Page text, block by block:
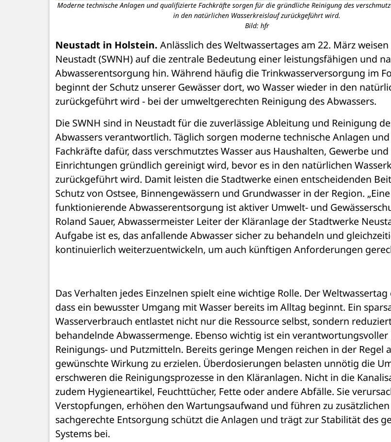
Moderne technische Anlagen und qualifizierte Fachkräfte sorgen für die gründliche Reinigung des
in den natürlichen Wasserkreislauf zurückgeführt wird.
Bild: hfr
Neustadt in Holstein. Anlässlich des Weltwassertages am 22. März
Neustadt (SWNH) auf die zentrale Bedeutung einer leistungsfähigen und
Abwasserentsorgung hin. Während häufig die Trinkwasserversorgung im
beginnt der Schutz unserer Gewässer dort, wo Wasser wieder in den
zurückgeführt wird - bei der umweltgerechten Reinigung des Abwassers.
Die SWNH sind in Neustadt für die zuverlässige Ableitung und Reinigung
Abwassers verantwortlich. Täglich sorgen moderne technische Anlagen
Fachkräfte dafür, dass verschmutztes Wasser aus Haushalten, Gewerbe
Einrichtungen gründlich gereinigt wird, bevor es in den natürlichen
zurückgeführt wird. Damit leisten die Stadtwerke einen entscheidenden
Schutz von Ostsee, Binnengewässern und Grundwasser in der Region. „Eine
funktionierende Abwasserentsorgung ist aktiver Umwelt- und
Roland Sauer, Abwassermeister Leiter der Kläranlage der Stadtwerke
Aufgabe ist es, das anfallende Abwasser sicher zu behandeln und
kontinuierlich weiterzuentwickeln, um auch künftigen Anforderungen
Das Verhalten jedes Einzelnen spielt eine wichtige Rolle. Der
dass ein bewusster Umgang mit Wasser bereits im Alltag beginnt. Ein
Wasserverbrauch entlastet nicht nur die Ressource selbst, sondern
behandelnde Abwassermenge. Ebenso wichtig ist ein verantwortungsvoller
Reinigungs- und Putzmitteln. Bereits geringe Mengen reichen in der Regel
gewünschte Wirkung zu erzielen. Überdosierungen belasten unnötig die
erschweren die Reinigungsprozesse in den Kläranlagen. Nicht in die
zudem Hygieneartikel, Feuchttücher, Fette oder andere Abfälle. Sie
Verstopfungen, erhöhen den Wartungsaufwand und führen zu zusätzlichen
sachgerechte Entsorgung schützt die Anlagen und trägt zur Stabilität des
Systems bei.